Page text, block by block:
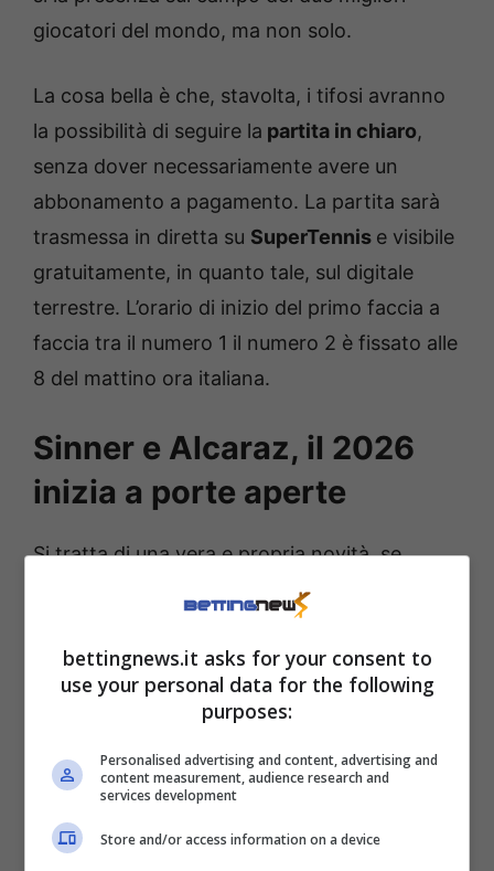
giocatori del mondo, ma non solo.
La cosa bella è che, stavolta, i tifosi avranno
la possibilità di seguire la partita in chiaro,
senza dover necessariamente avere un
abbonamento a pagamento. La partita sarà
trasmessa in diretta su SuperTennis e visibile
gratuitamente, in quanto tale, sul digitale
terrestre. L’orario di inizio del primo faccia a
faccia tra il numero 1 il numero 2 è fissato alle
8 del mattino ora italiana.
Sinner e Alcaraz, il 2026
inizia a porte aperte
Si tratta di una vera e propria novità, se
guardiamo al passato, perché gli appassionati
di tennis che di solito si affidano a pay tv o
servizi in abbonamento raramente possono
guardare un confronto di questo livello senza
costi aggiuntivi. Per molti, questo incontro
rappresenta dunque ilprimo grande banco di
prova della stagione 2026
anticipo degli Australian Open, quasi, per i
bettingnews.it asks for your consent to
use your personal data for the following
purposes:
Personalised advertising and content, advertising and
content measurement, audience research and
services development
Store and/or access information on a device